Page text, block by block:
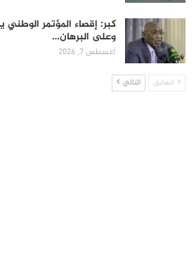
كبر: إقصاء المؤتمر
وعلى البرهان…
أغسطس 7, 2026
السابق التالي